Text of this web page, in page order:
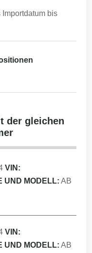
bis
der gleichen
VIN:
UND MODELL: AB
VIN:
UND MODELL: AB